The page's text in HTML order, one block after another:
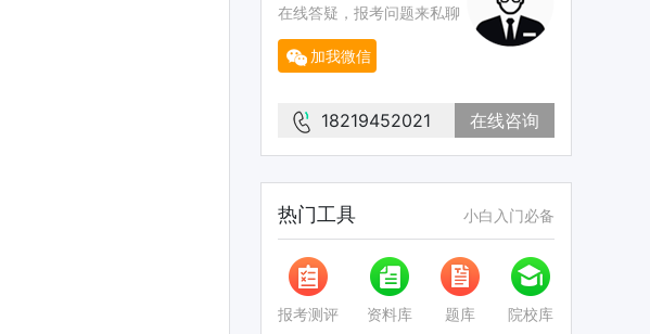
在线答疑，报考问题来私聊
加我微信
18219452021 在线咨询
热门工具 小白入门必备
报考测评 资料库 题库 院校库